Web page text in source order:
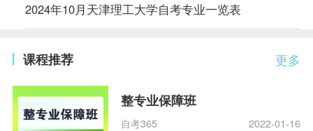
2024年10月天津理工大学自考专业一览表
更多
课程推荐
整专业保障班
自考365 2022-01-16